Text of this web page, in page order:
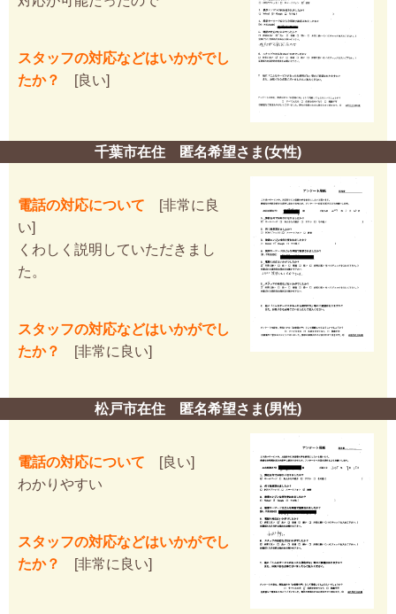
スタッフの対応などはいかがでし
たか？
[良い]
千葉市在住 匿名希望さま(女性)
電話の対応について [非常に良
い]
くわしく説明していただきまし
た。
スタッフの対応などはいかがでし
たか？
[非常に良い]
松戸市在住 匿名希望さま(男性)
電話の対応について [良い]
わかりやすい
スタッフの対応などはいかがでし
たか？
[非常に良い]